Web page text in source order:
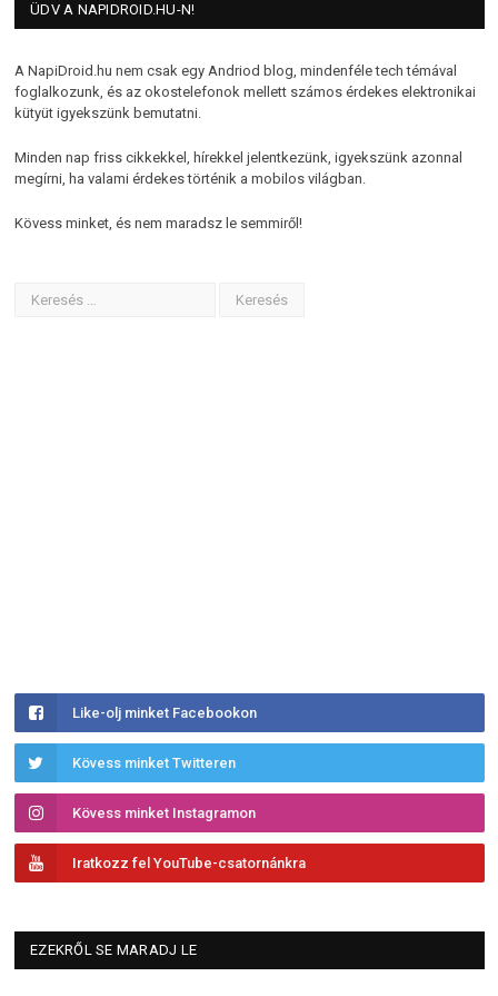
ÜDV A NAPIDROID.HU-N!
A NapiDroid.hu nem csak egy Andriod blog, mindenféle tech témával
foglalkozunk, és az okostelefonok mellett számos érdekes elektronikai
kütyüt igyekszünk bemutatni.
Minden nap friss cikkekkel, hírekkel jelentkezünk, igyekszünk azonnal
megírni, ha valami érdekes történik a mobilos világban.
Kövess minket, és nem maradsz le semmiről!
Like-olj minket Facebookon
Kövess minket Twitteren
Kövess minket Instagramon
Iratkozz fel YouTube-csatornánkra
EZEKRŐL SE MARADJ LE